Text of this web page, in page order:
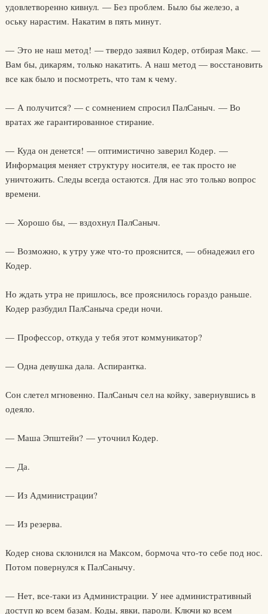
удовлетворенно кивнул. — Без проблем. Было бы железо, а
оську нарастим. Накатим в пять минут.
— Это не наш метод! — твердо заявил Кодер, отбирая Макс. —
Вам бы, дикарям, только накатить. А наш метод — восстановить
все как было и посмотреть, что там к чему.
— А получится? — с сомнением спросил ПалСаныч. — Во
вратах же гарантированное стирание.
— Куда он денется! — оптимистично заверил Кодер. —
Информация меняет структуру носителя, ее так просто не
уничтожить. Следы всегда остаются. Для нас это только вопрос
времени.
— Хорошо бы, — вздохнул ПалСаныч.
— Возможно, к утру уже что-то прояснится, — обнадежил его
Кодер.
Но ждать утра не пришлось, все прояснилось гораздо раньше.
Кодер разбудил ПалСаныча среди ночи.
— Профессор, откуда у тебя этот коммуникатор?
— Одна девушка дала. Аспирантка.
Сон слетел мгновенно. ПалСаныч сел на койку, завернувшись в
одеяло.
— Маша Эпштейн? — уточнил Кодер.
— Да.
— Из Администрации?
— Из резерва.
Кодер снова склонился на Максом, бормоча что-то себе под нос.
Потом повернулся к ПалСанычу.
— Нет, все-таки из Администрации. У нее административный
доступ ко всем базам. Коды, явки, пароли. Ключи ко всем